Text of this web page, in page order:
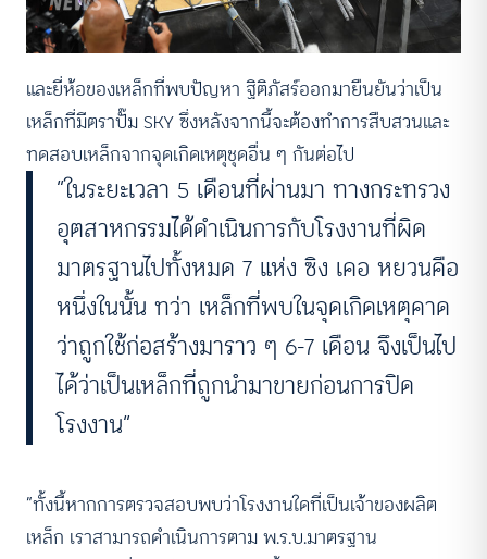
และยี่ห้อของเหล็กที่พบปัญหา ฐิติภัสร์ออกมายืนยันว่าเป็น
เหล็กที่มีตราปั๊ม SKY ซึ่งหลังจากนี้จะต้องทำการสืบสวนและ
ทดสอบเหล็กจากจุดเกิดเหตุชุดอื่น ๆ กันต่อไป
”ในระยะเวลา 5 เดือนที่ผ่านมา ทางกระทรวง
อุตสาหกรรมได้ดำเนินการกับโรงงานที่ผิด
มาตรฐานไปทั้งหมด 7 แห่ง ซิง เคอ หยวนคือ
หนึ่งในนั้น ทว่า เหล็กที่พบในจุดเกิดเหตุคาด
ว่าถูกใช้ก่อสร้างมาราว ๆ 6-7 เดือน จึงเป็นไป
ได้ว่าเป็นเหล็กที่ถูกนำมาขายก่อนการปิด
โรงงาน“
”ทั้งนี้หากการตรวจสอบพบว่าโรงงานใดที่เป็นเจ้าของผลิต
เหล็ก เราสามารถดำเนินการตาม พ.ร.บ.มาตรฐาน